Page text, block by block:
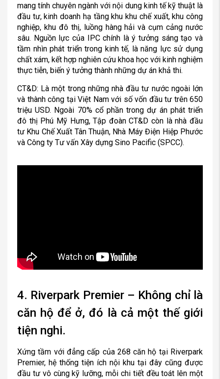
mang tính chuyên ngành với nội dung kinh tế kỹ thuật là
đầu tư, kinh doanh hạ tầng khu khu chế xuất, khu công
nghiệp, khu đô thị, luồng hàng hải và cụm cảng nước
sâu. Nguồn lực của IPC chính là ý tưởng sáng tạo và
tầm nhìn phát triển trong kinh tế, là năng lực sử dụng
chất xám, kết hợp nghiên cứu khoa học với kinh nghiệm
thực tiễn, biến ý tưởng thành những dự án khả thi.
CT&D: Là một trong những nhà đầu tư nước ngoài lớn
và thành công tại Việt Nam với số vốn đầu tư trên 650
triệu USD. Ngoài 70% cổ phần trong dự án phát triển
đô thị Phú Mỹ Hưng, Tập đoàn CT&D còn là nhà đầu
tư Khu Chế Xuất Tân Thuận, Nhà Máy Điện Hiệp Phước
và Công ty Tư vấn Xây dựng Sino Pacific (SPCC).
4. Riverpark Premier – Không chỉ là
căn hộ để ở, đó là cả một thế giới
tiện nghi.
Xứng tầm với đẳng cấp của 268 căn hộ tại Riverpark
Premier, hệ thống tiện ích nội khu tại đây cũng được
đầu tư vô cùng kỹ lưỡng, mỗi chi tiết đều toát lên một